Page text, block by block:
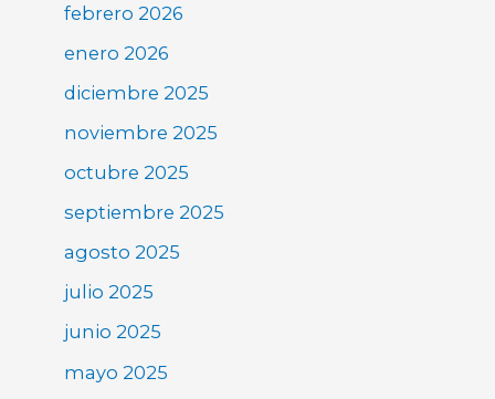
febrero 2026
enero 2026
diciembre 2025
noviembre 2025
octubre 2025
septiembre 2025
agosto 2025
julio 2025
junio 2025
mayo 2025